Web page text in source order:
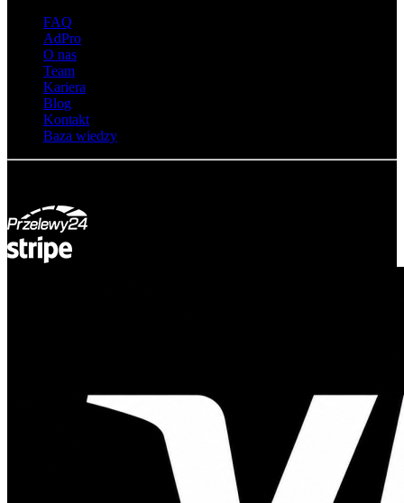
FAQ
AdPro
O nas
Team
Kariera
Blog
Kontakt
Baza wiedzy